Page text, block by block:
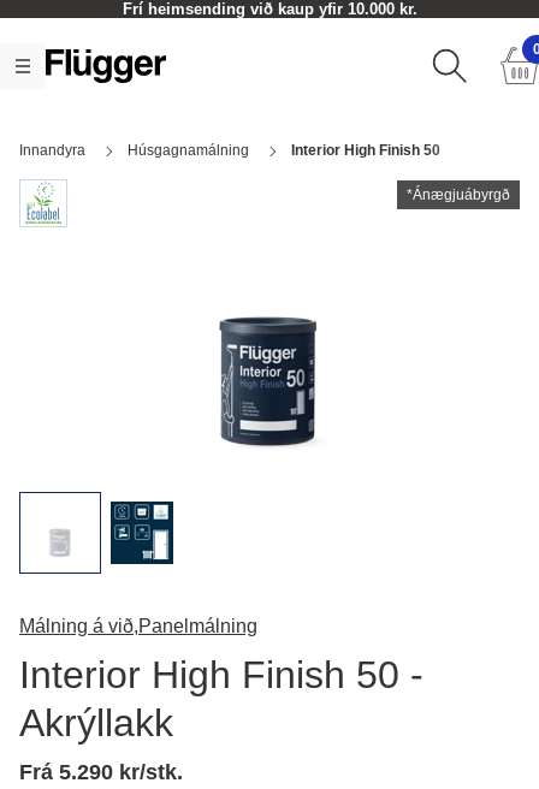
Frí heimsending við kaup yfir 10.000 kr.
Innandyra Húsgagnamálning Interior High Finish 50
*Ánægjuábyrgð
Málning á við,Panelmálning
Interior High Finish 50 -
Akrýllakk
Frá 5.290 kr/stk.